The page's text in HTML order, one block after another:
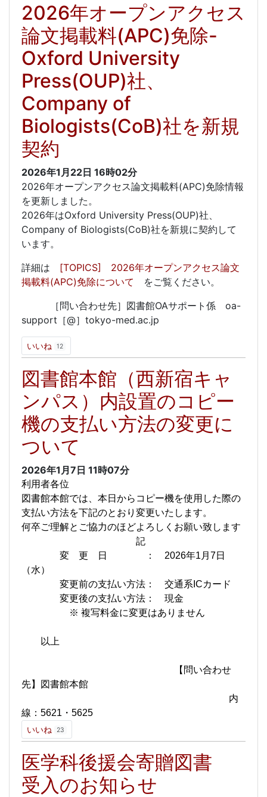
2026年オープンアクセス
論文掲載料(APC)免除-
Oxford University
Press(OUP)社、
Company of
Biologists(CoB)社を新規
契約
2026年1月22日 16時02分
2026年オープンアクセス論文掲載料(APC)免除情報
を更新しました。
2026年はOxford University Press(OUP)社、
Company of Biologists(CoB)社を新規に契約して
います。
詳細は [TOPICS] 2026年オープンアクセス論文
掲載料(APC)免除について をご覧ください。
［問い合わせ先］図書館OAサポート係 oa-
support［@］tokyo-med.ac.jp
いいね 12
図書館本館（西新宿キャ
ンパス）内設置のコピー
機の支払い方法の変更に
ついて
2026年1月7日 11時07分
利用者各位
図書館本館では、本日からコピー機を使用した際の
支払い方法を下記のとおり変更いたします。
何卒ご理解とご協力のほどよろしくお願い致します
記
変 更 日 ： 2026年1月7日
（水）
変更前の支払い方法： 交通系ICカード
変更後の支払い方法： 現金
※ 複写料金に変更はありません
以上
【問い合わせ
先】図書館本館
内
線：5621・5625
いいね
23
医学科後援会寄贈図書
受入のお知らせ